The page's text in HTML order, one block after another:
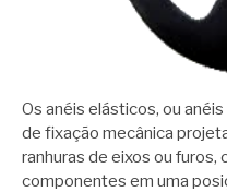
Os anéis elásticos, ou
de fixação mecânica
ranhuras de eixos ou
componentes em uma